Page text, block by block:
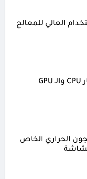
العالي للمعالج
شرح طريقة اختبار CPU والـ GPU
الحراري الخاص